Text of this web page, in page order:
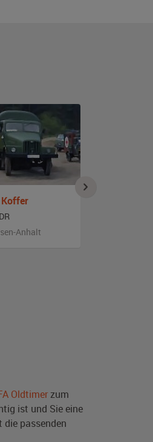
Koffer
Anhalt
Oldtimer zum
ist und Sie eine
passenden